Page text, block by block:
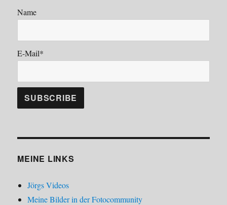
Name
E-Mail*
MEINE LINKS
Jörgs Videos
Meine Bilder in der Fotocommunity